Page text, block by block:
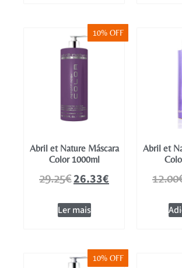
10% OFF
Abril et Nature Máscara
Color 1000ml
29.25€26.33€
Ler mais
Abril et
12.00
10% OFF